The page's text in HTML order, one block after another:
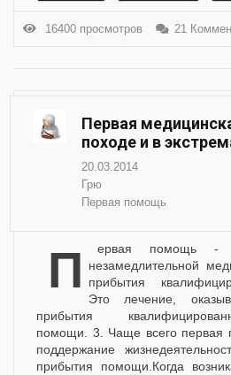
16400 просмотров 21
Первая
походе и в
20.03.2014
Грю
Первая помощь
Первая помощь - это :1. Оказание
незамедлительной
прибытия
Это лечение,
прибытия
помощи. 3. Чаще всего первая
поддержание
прибытия помощи.Когда